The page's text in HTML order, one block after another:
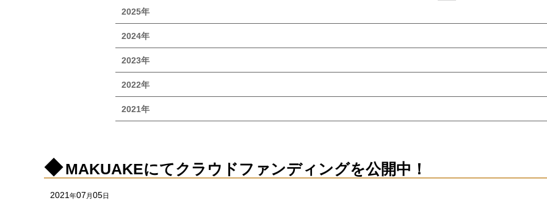
MAKUAKEにてクラウドファンディングを公開中！
2021 年07 月05日
2025年
2024年
2023年
2022年
2021年